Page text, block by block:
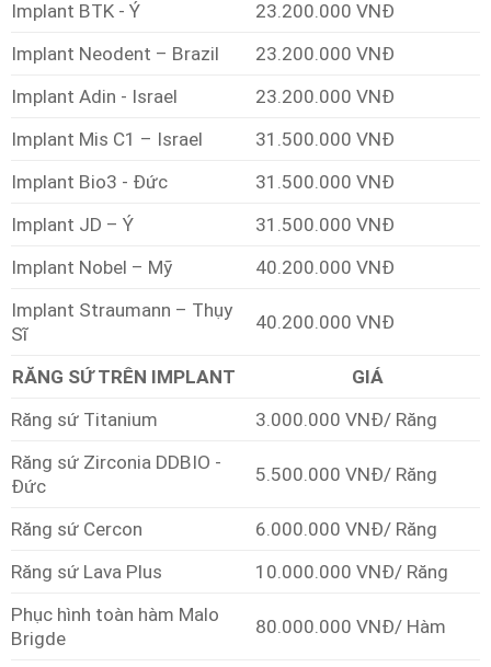
Implant BTK - Ý
23.200.000 VNĐ
Implant Neodent – Brazil
23.200.000 VNĐ
Implant Adin - Israel
23.200.000 VNĐ
Implant Mis C1 – Israel
31.500.000 VNĐ
Implant Bio3 - Đức
31.500.000 VNĐ
Implant JD – Ý
31.500.000 VNĐ
Implant Nobel – Mỹ
40.200.000 VNĐ
Implant Straumann – Thụy
Sĩ
40.200.000 VNĐ
RĂNG SỨ TRÊN IMPLANT
GIÁ
Răng sứ Titanium
3.000.000 VNĐ/ Răng
Răng sứ Zirconia DDBIO -
Đức
5.500.000 VNĐ/ Răng
Răng sứ Cercon
6.000.000 VNĐ/ Răng
Răng sứ Lava Plus
10.000.000 VNĐ/ Răng
Phục hình toàn hàm Malo
Brigde
80.000.000 VNĐ/ Hàm